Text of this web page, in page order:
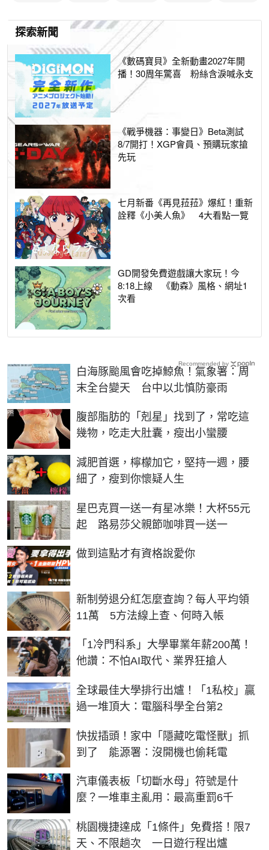
探索新聞
《數碼寶貝》全新動畫2027年開
播！30周年驚喜 粉絲含淚喊永支
《戰爭機器：事變日》Beta測試
8/7開打！XGP會員、預購玩家搶
先玩
七月新番《再見菈菈》爆紅！重新
詮釋《小美人魚》 4大看點一覽
GD開發免費遊戲讓大家玩！今
8:18上線 《動森》風格、網址1
次看
白海豚颱風會吃掉鯨魚！氣象署：周
末全台變天 台中以北慎防豪雨
腹部脂肪的「剋星」找到了，常吃這
幾物，吃走大肚囊，瘦出小蠻腰
PR
減肥首選，檸檬加它，堅持一週，腰
細了，瘦到你懷疑人生
PR
星巴克買一送一有星冰樂！大杯55元
起 路易莎父親節咖啡買一送一
做到這點才有資格說愛你
PR
新制勞退分紅怎麼查詢？每人平均領
11萬 5方法線上查、何時入帳
「1冷門科系」大學畢業年薪200萬！
他讚：不怕AI取代、業界狂搶人
全球最佳大學排行出爐！「1私校」贏
過一堆頂大：電腦科學全台第2
快拔插頭！家中「隱藏吃電怪獸」抓
到了 能源署：沒開機也偷耗電
汽車儀表板「切斷水母」符號是什
麼？一堆車主亂用：最高重罰6千
桃園機捷達成「1條件」免費搭！限7
天、不限趟次 一日遊行程出爐
Recommended by